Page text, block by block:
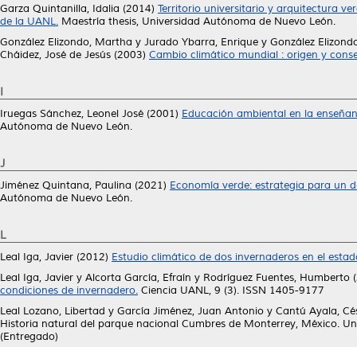
Garza Quintanilla, Idalia (2014) Territorio universitario y arquitectura
de la UANL. Maestría thesis, Universidad Autónoma de Nuevo León.
González Elizondo, Martha y Jurado Ybarra, Enrique y González
Cháidez, José de Jesús (2003) Cambio climático mundial : origen y
I
Iruegas Sánchez, Leonel José (2001) Educación ambiental en la
Autónoma de Nuevo León.
J
Jiménez Quintana, Paulina (2021) Economía verde: estrategia para un
Autónoma de Nuevo León.
L
Leal Iga, Javier (2012) Estudio climático de dos invernaderos en el
Leal Iga, Javier y Alcorta García, Efraín y Rodríguez Fuentes, Humberto
condiciones de invernadero. Ciencia UANL, 9 (3). ISSN 1405-9177
Leal Lozano, Libertad y García Jiménez, Juan Antonio y Cantú Ayala,
Historia natural del parque nacional Cumbres de Monterrey, México.
(Entregado)